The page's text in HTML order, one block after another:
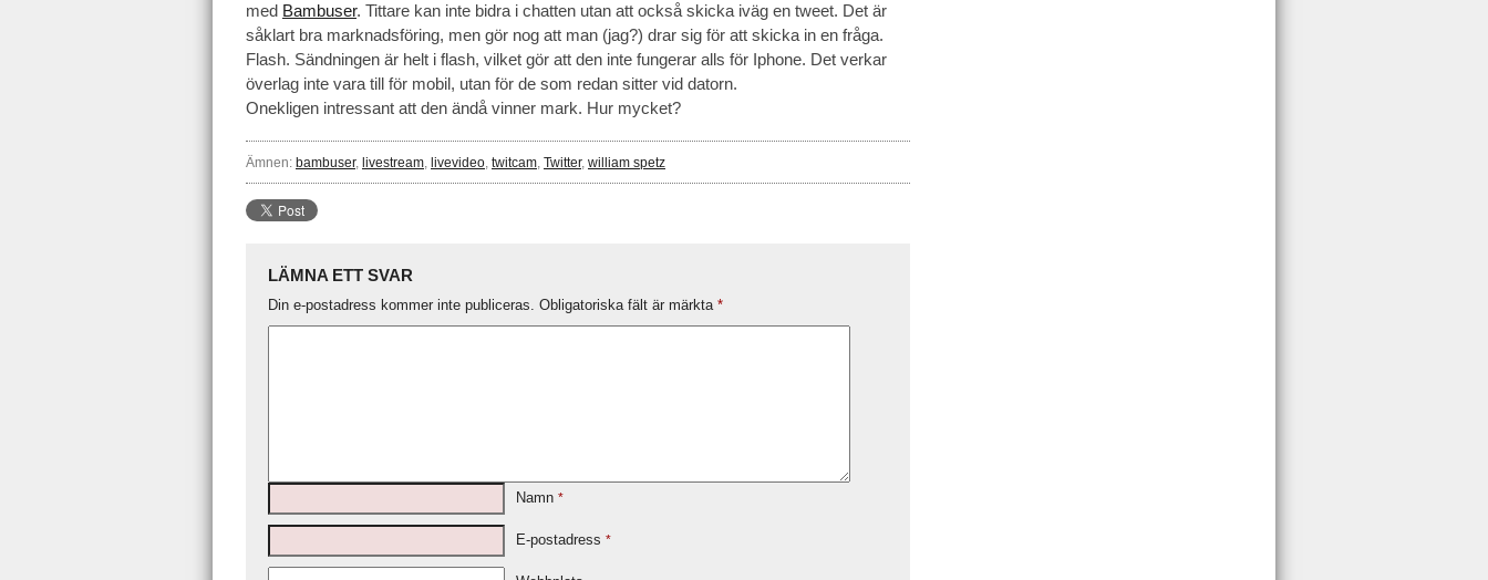
med Bambuser. Tittare kan inte bidra i chatten utan att också skicka iväg en tweet. Det är
såklart bra marknadsföring, men gör nog att man (jag?) drar sig för att skicka in en fråga.
Flash. Sändningen är helt i flash, vilket gör att den inte fungerar alls för Iphone. Det verkar
överlag inte vara till för mobil, utan för de som redan sitter vid datorn.
Onekligen intressant att den ändå vinner mark. Hur mycket?
Ämnen: bambuser, livestream livevideo twitcam Twitter, william spetz
LÄMNA ETT SVAR
Din e-postadress kommer inte publiceras. Obligatoriska fält är märkta *
Namn *
E-postadress *